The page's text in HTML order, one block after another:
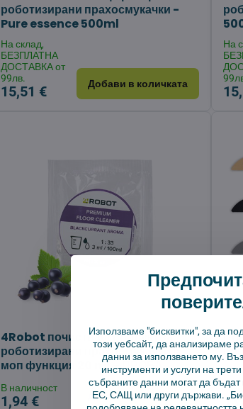
роботизирани прахосмукачки -
Pure essence 500ml
На склад,
БЕЗПЛАТНА
ДОСТАВКА от
99лв.
15,51 € Добави в количката
На
4Robot почистващ продукт за
роботизирани прахосмукачки с
моп функция 20 ml – ПРОБА
В наличност
1,94 € Добави в количката
В
Използваме "бисквитки", за да
този уебсайт, да анализираме
данни за използването му.
инструменти и услуги на
събраните данни могат да
ЕС, САЩ или други държави.